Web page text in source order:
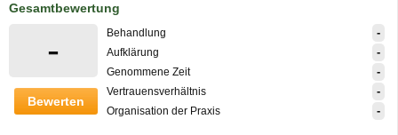
Gesamtbewertung
-
Bewerten
Behandlung -
Aufklärung -
Genommene Zeit -
Vertrauensverhältnis -
Organisation der Praxis -